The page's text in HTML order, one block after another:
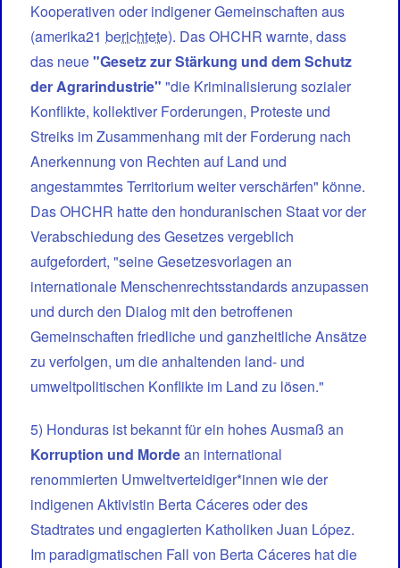
Kooperativen oder indigener Gemeinschaften aus
(amerika21 berichtete). Das OHCHR warnte, dass
das neue"Gesetz zur Stärkung und dem Schutz
der Agrarindustrie" "die Kriminalisierung sozialer
Konflikte, kollektiver Forderungen, Proteste und
Streiks im Zusammenhang mit der Forderung nach
Anerkennung von Rechten auf Land und
angestammtes Territorium weiter verschärfen" könne.
Das OHCHR hatte den honduranischen Staat vor der
Verabschiedung des Gesetzes vergeblich
aufgefordert, "seine Gesetzesvorlagen an
internationale Menschenrechtsstandards anzupassen
und durch den Dialog mit den betroffenen
Gemeinschaften friedliche und ganzheitliche Ansätze
zu verfolgen, um die anhaltenden land- und
umweltpolitischen Konflikte im Land zu lösen."
5) Honduras ist bekannt für ein hohes Ausmaß an
Korruption und Mordean international
renommierten Umweltverteidiger*innen wie der
indigenen Aktivistin Berta Cáceres oder des
Stadtrates und engagierten Katholiken Juan López.
Im paradigmatischen Fall von Berta Cáceres hat die